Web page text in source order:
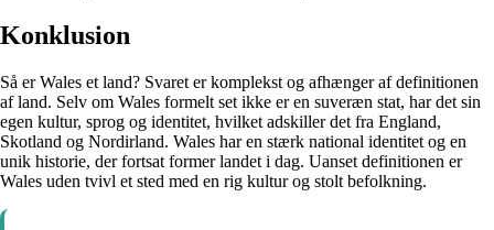
Konklusion
Så er Wales et land? Svaret er komplekst og afhænger af definitionen
af land. Selv om Wales formelt set ikke er en suveræn stat, har det sin
egen kultur, sprog og identitet, hvilket adskiller det fra England,
Skotland og Nordirland. Wales har en stærk national identitet og en
unik historie, der fortsat former landet i dag. Uanset definitionen er
Wales uden tvivl et sted med en rig kultur og stolt befolkning.